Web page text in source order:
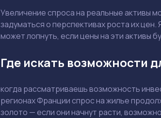
Увеличение спроса на реальные активы
задуматься о перспективах роста их
может лопнуть, если цены на эти активы
Где искать возможности
когда рассматриваешь возможность
регионах Франции спрос на жилье
золото — если они начнут расти,
Держите меня в курсе:
почту
Даю согласие на